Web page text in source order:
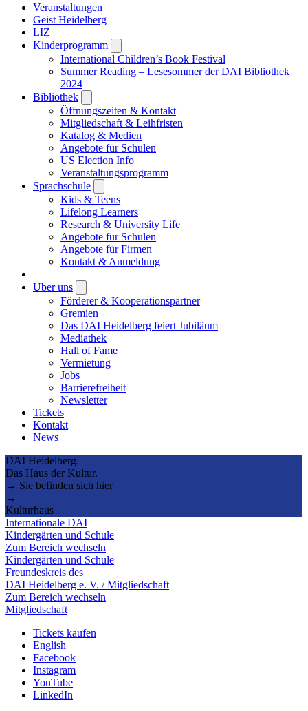
Veranstaltungen
Geist Heidelberg
LIZ
Kinderprogramm
submenu
International Children’s Book Festival
Summer Reading – Lesesommer der DAI Bibliothek
2024
Bibliothek
submenu
Öffnungszeiten & Kontakt
Mitgliedschaft & Leihfristen
Katalog & Medien
Angebote für Schulen
US Election Info
Veranstaltungsprogramm
Sprachschule
submenu
Kids & Teens
Lifelong Learners
Research & University Life
Angebote für Schulen
Angebote für Firmen
Kontakt & Anmeldung
|
Über uns
submenu
Förderer & Kooperationspartner
Gremien
Das DAI Heidelberg feiert Jubiläum
Mediathek
Hall of Fame
Vermietung
Jobs
Barrierefreiheit
Newsletter
Tickets
Kontakt
News
DAI Heidelberg.
Das Haus der Kultur.
→ Sie befinden sich hier
→
Kulturhaus
Internationale DAI
Kindergärten und Schule
Zum Bereich wechseln
Kindergärten und Schule
Freundeskreis des
DAI Heidelberg e. V. / Mitgliedschaft
Zum Bereich wechseln
Mitgliedschaft
Tickets kaufen
English
Facebook
Instagram
YouTube
LinkedIn